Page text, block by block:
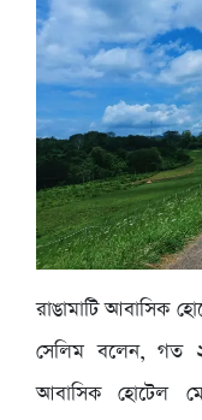
রাঙামাটি আবাসিক
সেলিম বলেন, গত
আবাসিক হোটেল